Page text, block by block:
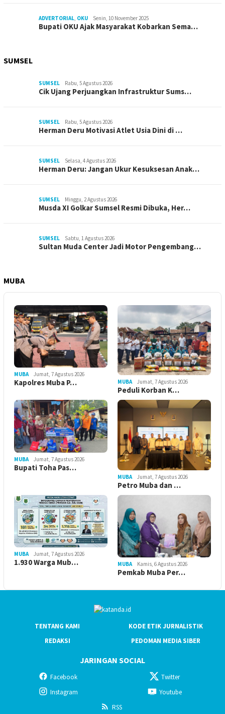
ADVERTORIAL OKU Senin, 10 November 2025
Bupati OKU Ajak Masyarakat Kobarkan Sema…
SUMSEL
SUMSEL Rabu, 5 Agustus 2026
Cik Ujang Perjuangkan Infrastruktur Sums…
SUMSEL Rabu, 5 Agustus 2026
Herman Deru Motivasi Atlet Usia Dini di …
SUMSEL Selasa, 4 Agustus 2026
Herman Deru: Jangan Ukur Kesuksesan Anak…
SUMSEL Minggu, 2 Agustus 2026
Musda XI Golkar Sumsel Resmi Dibuka, Her…
SUMSEL Sabtu, 1 Agustus 2026
Sultan Muda Center Jadi Motor Pengembang…
MUBA
MUBA Jumat, 7 Agustus 2026
Kapolres Muba P… MUBA Jumat, 7 Agustus 2026
Peduli Korban K…
MUBA Jumat, 7 Agustus 2026
Bupati Toha Pas…
MUBA Jumat, 7 Agustus 2026
Petro Muba dan …
MUBA Jumat, 7 Agustus 2026
1.930 Warga Mub… MUBA Kamis, 6 Agustus 2026
Pemkab Muba Per…
TENTANG KAMI
KODE ETIK JURNALISTIK
REDAKSI
PEDOMAN MEDIA SIBER
JARINGAN SOCIAL
Facebook
Twitter
Instagram
Youtube
RSS